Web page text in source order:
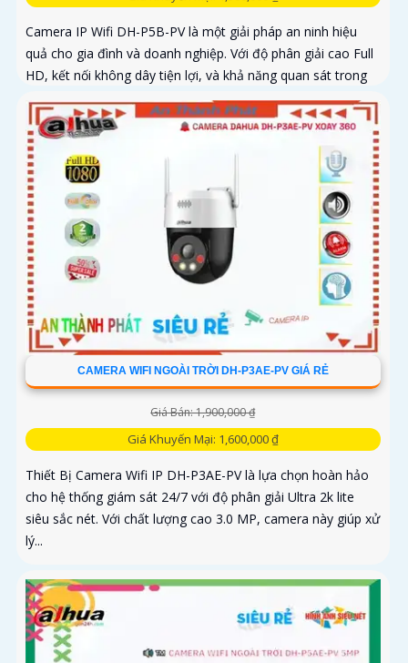
Camera IP Wifi DH-P5B-PV là một giải pháp an ninh hiệu
quả cho gia đình và doanh nghiệp. Với độ phân giải cao Full
HD, kết nối không dây tiện lợi, và khả năng quan sát trong
ánh sáng yếu, camera giúp bạn theo dõi mọi góc cạnh một
cách rõ ràng
CAMERA WIFI NGOÀI TRỜI DH-P3AE-PV GIÁ RẺ
Giá Bán: 1,900,000 ₫
Giá Khuyến Mại: 1,600,000 ₫
Thiết Bị Camera Wifi IP DH-P3AE-PV là lựa chọn hoàn hảo
cho hệ thống giám sát 24/7 với độ phân giải Ultra 2k lite
siêu sắc nét. Với chất lượng cao 3.0 MP, camera này giúp xử
lý...